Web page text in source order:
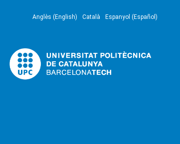
Anglès (English) Català Espanyol (Español)